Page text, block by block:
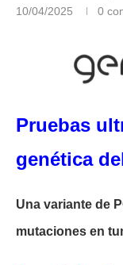
10/04/2025 0
Pruebas
genética
Una variante de
mutaciones en